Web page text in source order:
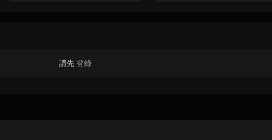
請先 登錄